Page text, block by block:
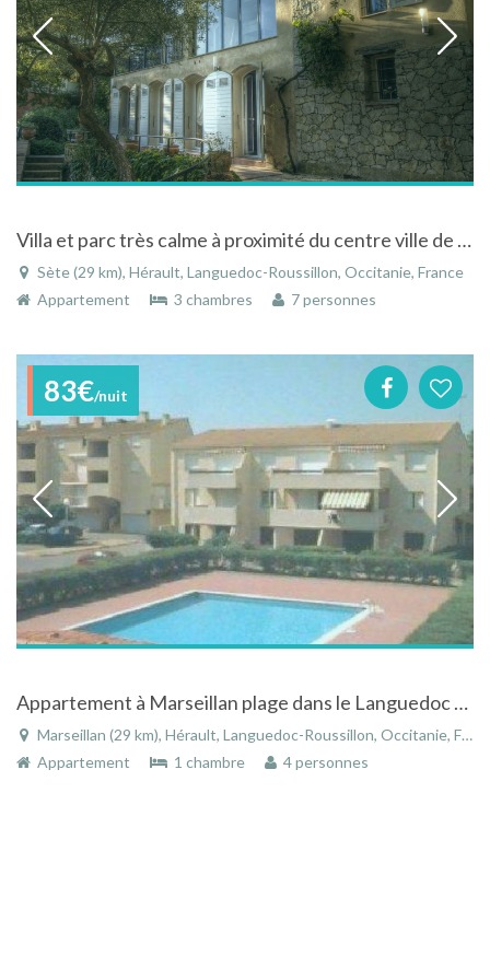
Villa et parc très calme à proximité du centre ville de Sète
Sète (29 km), Hérault, Languedoc-Roussillon, Occitanie, France
Appartement
3 chambres 7 personnes
83€/nuit
Appartement à Marseillan plage dans le Languedoc avec piscine et accès direct à la plage
Marseillan (29 km), Hérault, Languedoc-Roussillon, Occitanie, France
Appartement
1 chambre 4 personnes